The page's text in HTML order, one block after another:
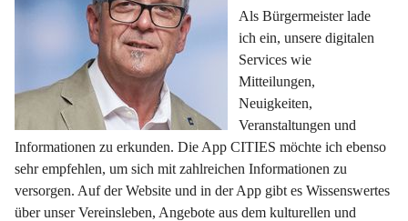
Als Bürgermeister lade
ich ein, unsere digitalen
Services wie
Mitteilungen,
Neuigkeiten,
Veranstaltungen und
Informationen zu erkunden. Die App CITIES möchte ich ebenso
sehr empfehlen, um sich mit zahlreichen Informationen zu
versorgen. Auf der Website und in der App gibt es Wissenswertes
über unser Vereinsleben, Angebote aus dem kulturellen und